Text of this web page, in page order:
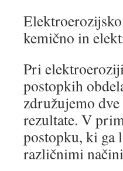
kemično in
Pri
postopkih
združujemo
rezultate. V
postopku, ki ga
različnimi